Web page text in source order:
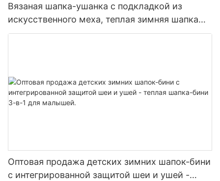
Вязаная шапка-ушанка с подкладкой из
искусственного меха, теплая зимняя шапка
унисекс с ушками.
Оптовая продажа детских зимних шапок-бини
с интегрированной защитой шеи и ушей -